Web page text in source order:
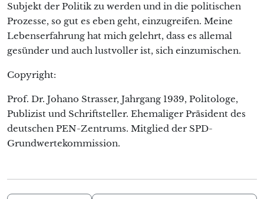
Subjekt der Politik zu werden und in die politischen
Prozesse, so gut es eben geht, einzugreifen. Meine
Lebenserfahrung hat mich gelehrt, dass es allemal
gesünder und auch lustvoller ist, sich einzumischen.
Copyright:
Prof. Dr. Johano Strasser, Jahrgang 1939, Politologe,
Publizist und Schriftsteller. Ehemaliger Präsident des
deutschen PEN-Zentrums. Mitglied der SPD-
Grundwertekommission.